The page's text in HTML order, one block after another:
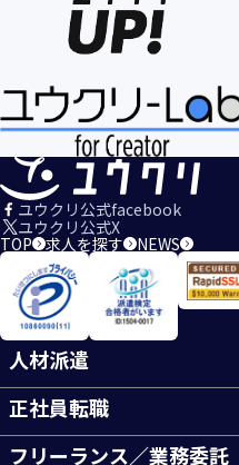
ユウクリ公式facebook
ユウクリ公式X
TOP 求人を探す NEWS
人材派遣
正社員転職
フリーランス／業務委託